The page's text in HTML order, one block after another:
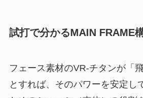
試打で分かるMAIN FRAME
フェース素材のVR-チタンが「
とすれば、そのパワーを安定し